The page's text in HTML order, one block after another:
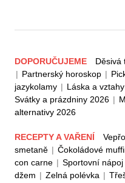
DOPORUČUJEME Děsivá
| Partnerský horoskop |
jazykolamy | Láska a vztahy
Svátky a prázdniny 2026 |
alternativy 2026
RECEPTY A VAŘENÍ
smetaně | Čokoládové
con carne | Sportovní nápoj
džem | Zelná polévka |